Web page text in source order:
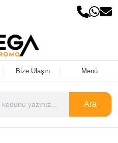
Bize Ulaşın Menü
Ara